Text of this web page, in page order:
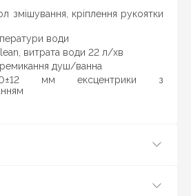
змішування, кріплення рукоятки
води
витрата води 22 л/хв
душ/ванна
мм ексцентрики з